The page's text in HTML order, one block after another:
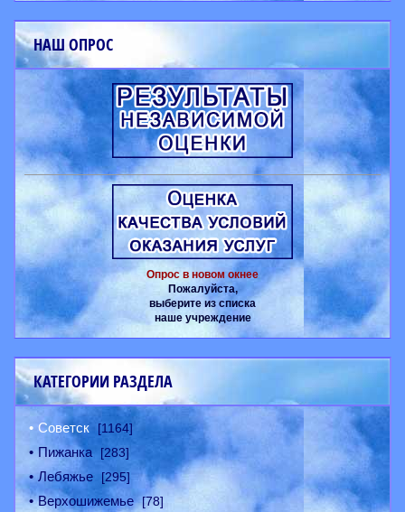
НАШ ОПРОС
Опрос в новом окнее
Пожалуйста,
выберите из списка
наше учреждение
КАТЕГОРИИ РАЗДЕЛА
Советск [1164]
Пижанка [283]
Лебяжье [295]
Верхошижемье [78]